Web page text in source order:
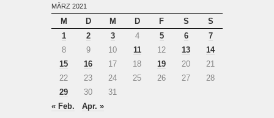
MÄRZ 2021
M D M D F S
S
1
2 3 4 5 6
7
8
9 10 11 12 13
14
15
16 17 18 19 20
21
22
23 24 25 26 27
28
29
30
31
« Feb.
Apr. »